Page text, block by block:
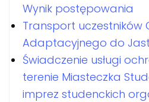
Wynik postępowania
Transport uczestników
Adaptacyjnego do
Świadczenie usługi
terenie Miasteczka
imprez studenckich